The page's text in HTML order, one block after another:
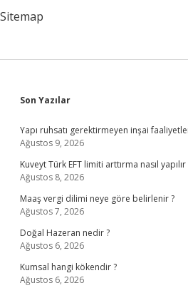
Sitemap
Sidebar
Son Yazılar
Yapı ruhsatı gerektirmeyen inşai
Ağustos 9, 2026
Kuveyt Türk EFT limiti arttırma nasıl yapılır
Ağustos 8, 2026
Maaş vergi dilimi neye göre belirlenir ?
Ağustos 7, 2026
Doğal Hazeran nedir ?
Ağustos 6, 2026
Kumsal hangi kökendir ?
Ağustos 6, 2026